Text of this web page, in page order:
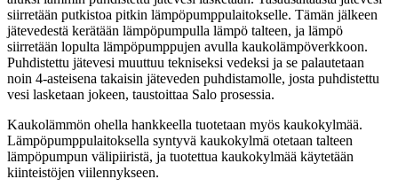
siirretään putkistoa pitkin lämpöpumppulaitokselle. Tämän jälkeen
jätevedestä kerätään lämpöpumpulla lämpö talteen, ja lämpö
siirretään lopulta lämpöpumppujen avulla kaukolämpöverkkoon.
Puhdistettu jätevesi muuttuu tekniseksi vedeksi ja se palautetaan
noin 4-asteisena takaisin jäteveden puhdistamolle, josta puhdistettu
vesi lasketaan jokeen, taustoittaa Salo prosessia.
Kaukolämmön ohella hankkeella tuotetaan myös kaukokylmää.
Lämpöpumppulaitoksella syntyvä kaukokylmä otetaan talteen
lämpöpumpun välipiiristä, ja tuotettua kaukokylmää käytetään
kiinteistöjen viilennykseen.